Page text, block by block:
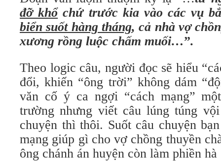
đỡ khổchứ trước kia vào các vụ
biển suốt hàng tháng, cả nhà vợ
xương rồng luộc chấm muối…”.
Theo logic câu, người đọc sẽ hiểu
đổi, khiến “ông trời” không dám
văn cố ý ca ngợi “cách mạng”
trường nhưng viết câu lúng túng
chuyện thì thôi. Suốt câu chuyện
mạng giúp gì cho vợ chồng thuyền
ông chánh án huyện còn làm phiền